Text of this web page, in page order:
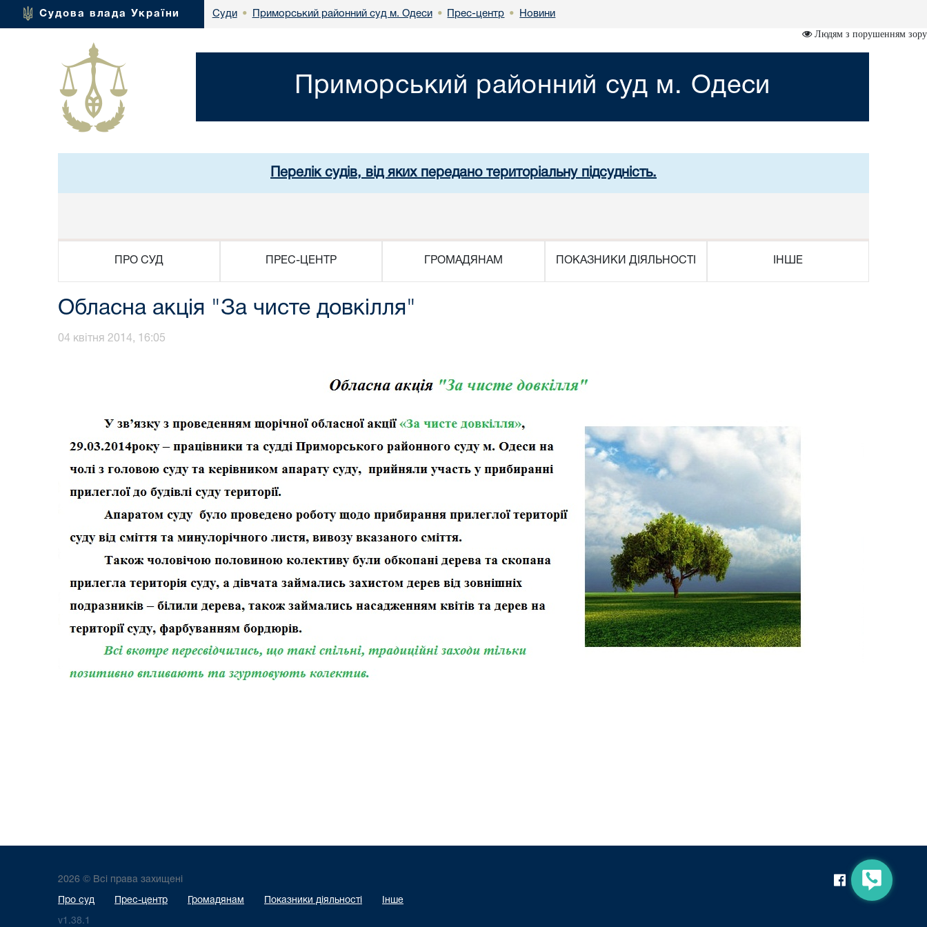
Судова влада України Суди • Приморський районний суд м. Одеси • Прес-центр • Новини
Людям з порушенням зору
Приморський районний суд м. Одеси
Перелік судів, від яких передано територіальну підсудність.
ПРО СУД ПРЕС-ЦЕНТР ГРОМАДЯНАМ ПОКАЗНИКИ ДІЯЛЬНОСТІ ІНШЕ
Обласна акція "За чисте довкілля"
04 квітня 2014, 16:05
2026 © Всі права захищені
Про суд Прес-центр Громадянам Показники діяльності Інше
v1.38.1